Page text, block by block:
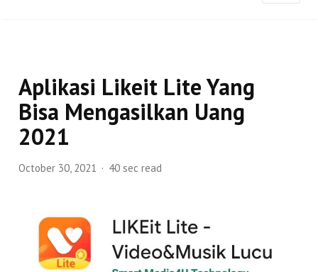
Aplikasi Likeit Lite Yang
Bisa Mengasilkan Uang
2021
October 30, 2021 40 sec read